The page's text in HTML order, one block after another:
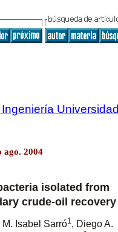
Universidad
ago. 2004
isolated from
crude-oil recovery
M. Isabel Sarró1 , Diego A.